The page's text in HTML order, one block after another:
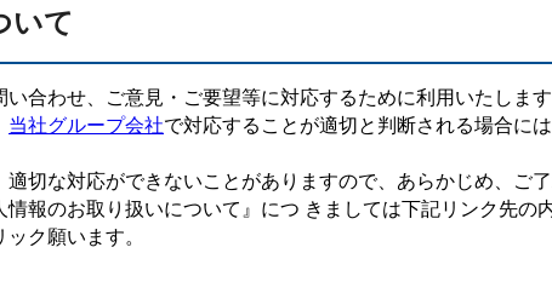
いて
合わせ、ご意見・ご要望等に対応するために利用いたします
当社グループ会社で対応することが適切と判断される場合に
切な対応ができないことがありますので、あらかじめ、ご了
報のお取り扱いについて』につ きましては下記リンク先
ク願います。